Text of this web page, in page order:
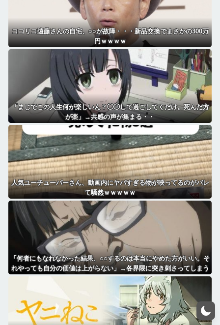
ココリコ遠藤さんの自宅、○○が故障・・・新品交換でまさかの300万
円ｗｗｗｗ
「まじでこの人生何が楽しいん？◯◯して過ごしてくだけ。死んだ方
が楽」→共感の声が集まる・・
人気ユーチューバーさん、動画内にヤバすぎる物が映ってるのがバレ
て騒然ｗｗｗｗｗ
「何者にもなれなかった結果、○○するのは本当にやめた方がいい。そ
れやっても自分の価値は上がらない」→各界隈に突き刺さってしまう